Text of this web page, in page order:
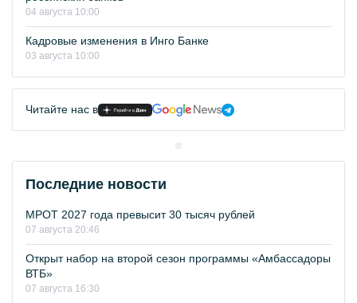
04 августа 10:00
Кадровые изменения в Инго Банке
03 августа 10:00
Читайте нас в
Последние новости
МРОТ 2027 года превысит 30 тысяч рублей
07 августа 20:46
Открыт набор на второй сезон программы «Амбассадоры
ВТБ»
07 августа 16:30